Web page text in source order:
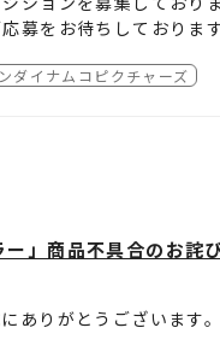
募をお待ちしております
ダイナムコピクチャーズ
」商品不具合のお詫
ありがとうございます。